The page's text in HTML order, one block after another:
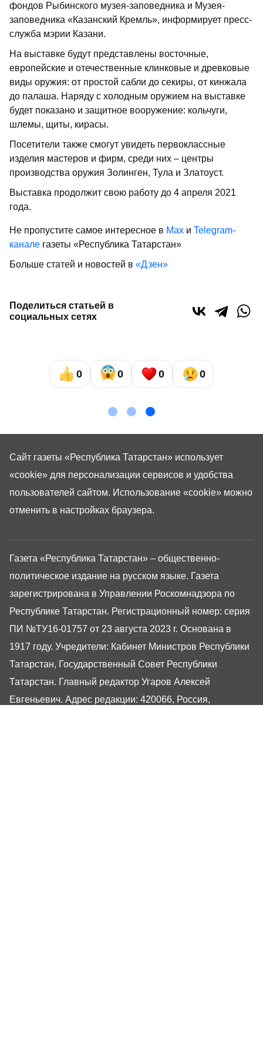
фондов Рыбинского музея-заповедника и Музея-
заповедника «Казанский Кремль», информирует пресс-
служба мэрии Казани.
На выставке будут представлены восточные,
европейские и отечественные клинковые и древковые
виды оружия: от простой сабли до секиры, от кинжала
до палаша. Наряду с холодным оружием на выставке
будет показано и защитное вооружение: кольчуги,
шлемы, щиты, кирасы.
Посетители также смогут увидеть первоклассные
изделия мастеров и фирм, среди них – центры
производства оружия Золинген, Тула и Златоуст.
Выставка продолжит свою работу до 4 апреля 2021
года.
Не пропустите самое интересное в Max и Telegram-
канале газеты «Республика Татарстан»
Больше статей и новостей в «Дзен»
Поделиться статьей в
социальных сетях
0 0 0 0
Газета «Республика Татарстан» – общественно-
политическое издание на русском языке. Газета
зарегистрирована в Управлении Роскомнадзора по
Республике Татарстан. Регистрационный номер: серия
ПИ №ТУ16-01757 от 23 августа 2023 г. Основана в
1917 году. Учредители: Кабинет Министров Республики
Татарстан, Государственный Совет Республики
Татарстан. Главный редактор Угаров Алексей
Евгеньевич. Адрес редакции: 420066, Россия,
Сайт газеты «Республика Татарстан» использует
«cookie» для персонализации сервисов и удобства
пользователей сайтом. Использование «cookie» можно
отменить в настройках браузера.